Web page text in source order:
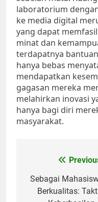
laboratorium
ke media digital
yang dapat
minat dan
terdapatnya
hanya bebas
mendapatkan
gagasan mereka
melahirkan inovasi
hanya bagi diri
masyarakat.
navigation
Sebagai
Berkualitas: